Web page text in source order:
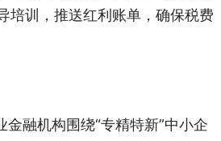
培训，推送红利账单，确保税费
金融机构围绕“专精特新”中小企